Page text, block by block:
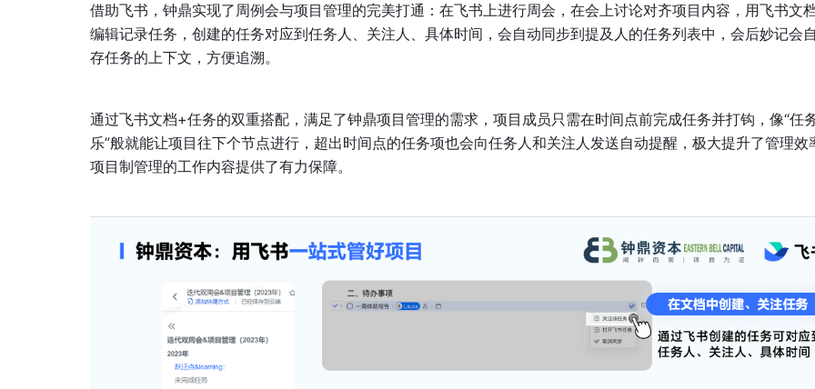
借助飞书，钟鼎实现了周例会与项目管理的完美打通：在飞书上进行周会，在会上讨论对齐项目内容，用飞书文
编辑记录任务，创建的任务对应到任务人、关注人、具体时间，会自动同步到提及人的任务列表中，会后妙记会
存任务的上下文，方便追溯。
通过飞书文档+任务的双重搭配，满足了钟鼎项目管理的需求，项目成员只需在时间点前完成任务并打钩，像“任
乐”般就能让项目往下个节点进行，超出时间点的任务项也会向任务人和关注人发送自动提醒，极大提升了管理效
项目制管理的工作内容提供了有力保障。